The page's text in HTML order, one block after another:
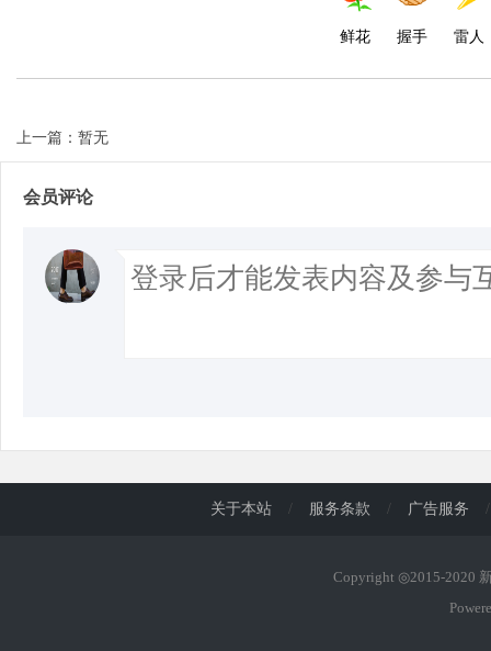
鲜花 握手 雷人
上一篇：暂无
会员评论
关于本站 / 服务条款 / 广告服务 /
Copyright ◎2015-2020